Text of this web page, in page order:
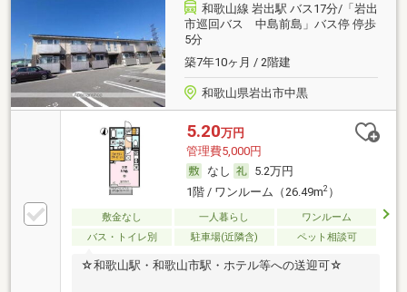
和歌山線 岩出駅 バス17分/「岩出
市巡回バス 中島前島」バス停 停歩
5分
築7年10ヶ月 / 2階建
和歌山県岩出市中黒
5.20万円
管理費5,000円
なし
5.2万円
1階 / ワンルーム（26.49m2）
敷金なし 一人暮らし
ワンルーム
バス・トイレ別
駐車場(近隣含) ペット相談可
☆和歌山駅・和歌山市駅・ホテル等への送迎可☆